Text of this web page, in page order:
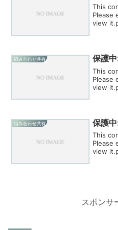
This
Please
view
組み合わせ共有 保護
This
Please
view
組み合わせ共有 保護
This
Please
view
スポンサ